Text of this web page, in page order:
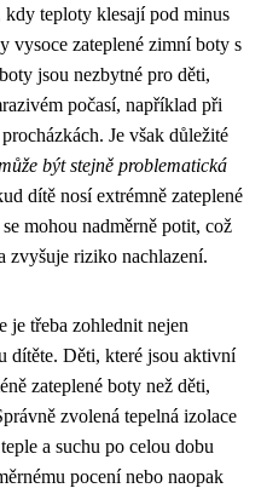
kdy teploty klesají pod minus
vysoce zateplené zimní boty s
jsou nezbytné pro děti,
počasí, například při
Je však důležité
být stejně problematická
dítě nosí extrémně zateplené
mohou nadměrně potit, což
zvyšuje riziko nachlazení.
je třeba zohlednit nejen
dítěte. Děti, které jsou aktivní
zateplené boty než děti,
zvolená tepelná izolace
a suchu po celou dobu
pocení nebo naopak